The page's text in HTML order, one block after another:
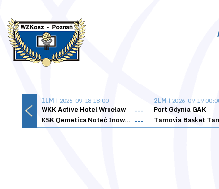
1LM | 2026-09-18 18:00
WKK Active Hotel Wrocław
---
KSK Qemetica Noteć Inowrocław ---
2LM | 2026-09-19
Port Gdynia GAK